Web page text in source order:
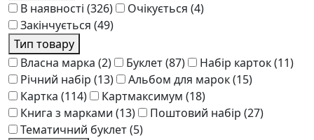
В наявності (326) Очікується (4)
Закінчується (49)
Тип товару
Власна марка (2) Буклет(87) Набір карток(11)
Річний набір (13) Альбом для марок(15)
Картка (114) Картмаксимум (18)
Книга з марками (13) Поштовий набір (27)
Тематичний буклет(5)